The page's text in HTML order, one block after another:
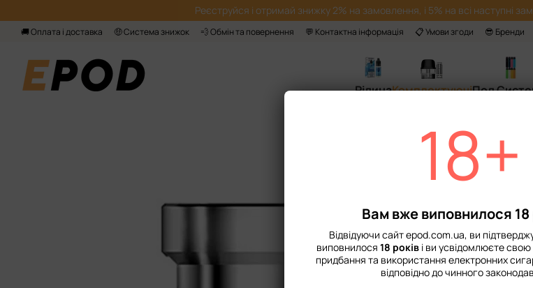
Реєструйся і отримай знижку 2% на замовлення, і 5% на всі наступні
🚚 Оплата і доставка 🤑 Система знижок 💨 Обмін та повернення 💬 Контактна інформація 📋 Умови згоди 😎 Бренди
РідинаКомплектуючіПод
Головна
135
% Увійти
18+
Вам вже виповнилося 18
Відвідуючи сайт epod.com.ua, ви
виповнилося 18 років і ви усвідомлюєте свою
придбання та використання електронних
відповідно до чинного